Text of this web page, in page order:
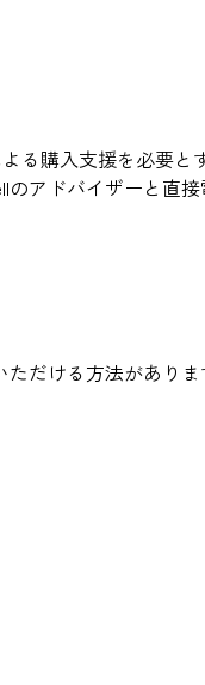
る購入支援を必要
アドバイザーと直
だける方法がありま